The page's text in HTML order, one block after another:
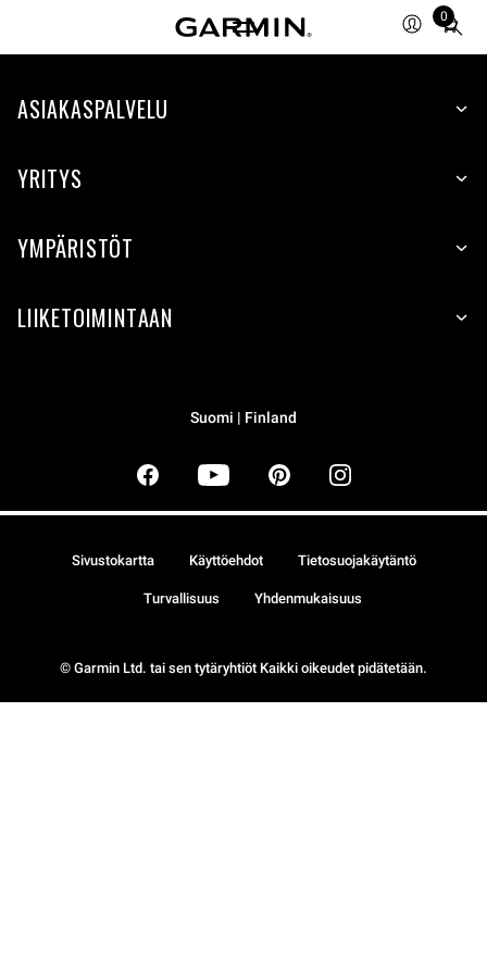
0
Total
items
cart:
ASIAKASPALVELU
YRITYS
YMPÄRISTÖT
LIIKETOIMINTAAN
Suomi | Finland
© Garmin Ltd. tai sen tytäryhtiöt Kaikki oikeudet pidätetään.
Sivustokartta Käyttöehdot Tietosuojakäytäntö
Turvallisuus Yhdenmukaisuus